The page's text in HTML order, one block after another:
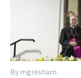
By mgresham